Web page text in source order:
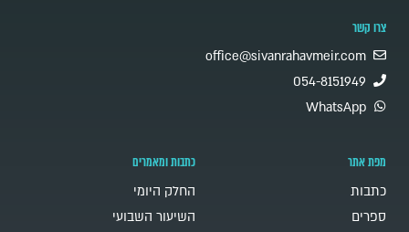
צרו קשר
office@sivanrahavmeir.com
054-8151949
WhatsApp
מפת אתר
כתבות
ספרים
כתבות ומאמרים
החלק היומי
השיעור השבועי